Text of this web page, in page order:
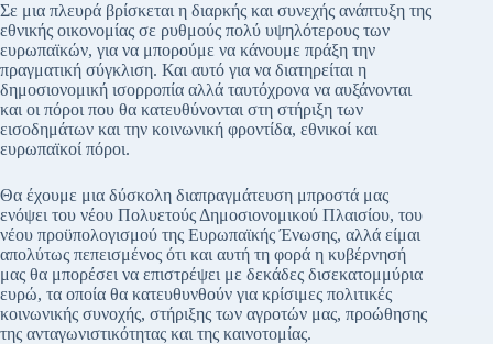
Σε μια πλευρά βρίσκεται η διαρκής και συνεχής ανάπτυξη της
εθνικής οικονομίας σε ρυθμούς πολύ υψηλότερους των
ευρωπαϊκών, για να μπορούμε να κάνουμε πράξη την
πραγματική σύγκλιση. Και αυτό για να διατηρείται η
δημοσιονομική ισορροπία αλλά ταυτόχρονα να αυξάνονται
και οι πόροι που θα κατευθύνονται στη στήριξη των
εισοδημάτων και την κοινωνική φροντίδα, εθνικοί και
ευρωπαϊκοί πόροι.
Θα έχουμε μια δύσκολη διαπραγμάτευση μπροστά μας
ενόψει του νέου Πολυετούς Δημοσιονομικού Πλαισίου, του
νέου προϋπολογισμού της Ευρωπαϊκής Ένωσης, αλλά είμαι
απολύτως πεπεισμένος ότι και αυτή τη φορά η κυβέρνησή
μας θα μπορέσει να επιστρέψει με δεκάδες δισεκατομμύρια
ευρώ, τα οποία θα κατευθυνθούν για κρίσιμες πολιτικές
κοινωνικής συνοχής, στήριξης των αγροτών μας, προώθησης
της ανταγωνιστικότητας και της καινοτομίας.